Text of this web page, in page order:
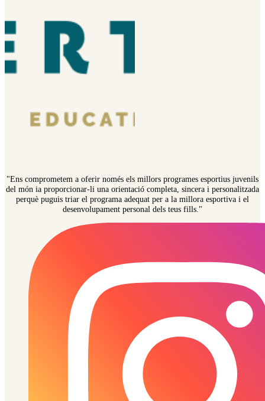
"Ens comprometem a oferir només els millors programes esportius juvenils
del món ia proporcionar-li una orientació completa, sincera i personalitzada
perquè puguis triar el programa adequat per a la millora esportiva i el
desenvolupament personal dels teus fills."